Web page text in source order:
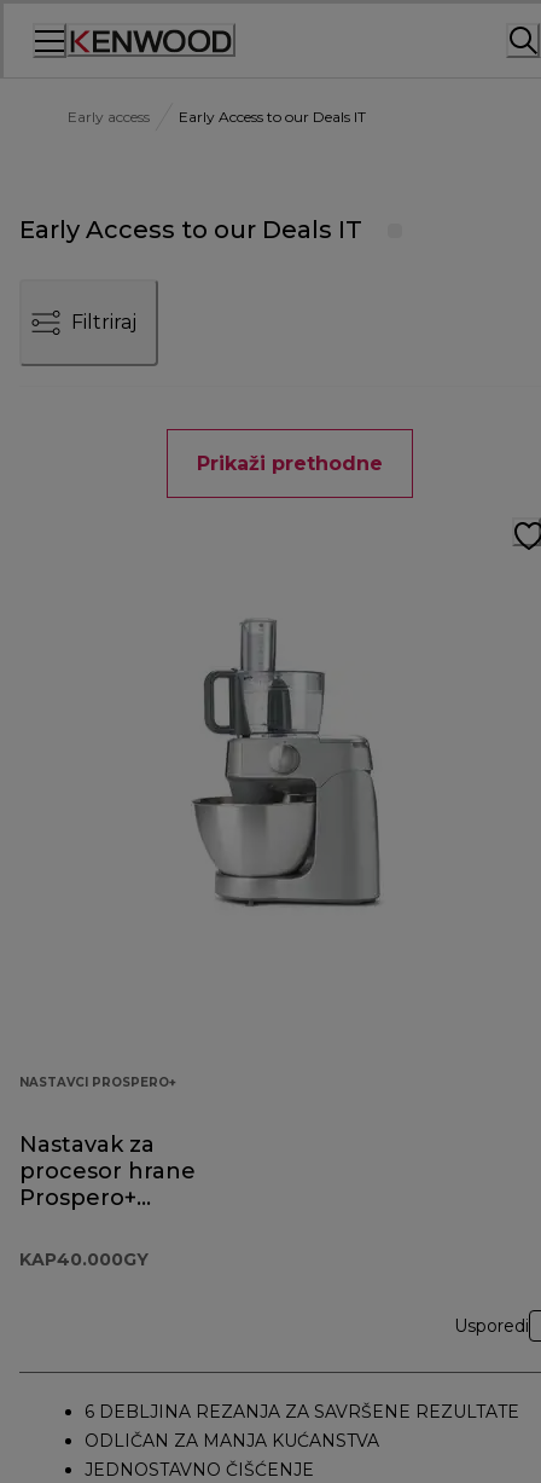
Early access Early Access to our Deals IT
Early Access to our Deals IT
Filtriraj
Prikaži prethodne
NASTAVCI PROSPERO+
Nastavak za
procesor hrane
Prospero+
KAP40.000GY
Usporedi
6 DEBLJINA REZANJA ZA SAVRŠENE REZULTATE
ODLIČAN ZA MANJA KUĆANSTVA
JEDNOSTAVNO ČIŠĆENJE